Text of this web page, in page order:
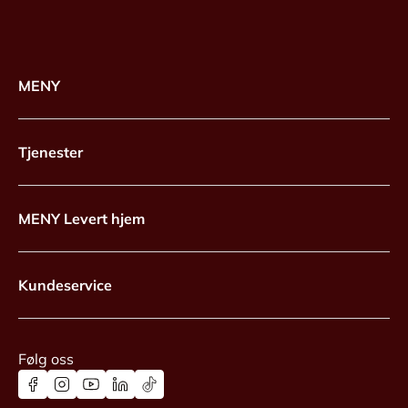
MENY
Tjenester
MENY Levert hjem
Kundeservice
Følg oss